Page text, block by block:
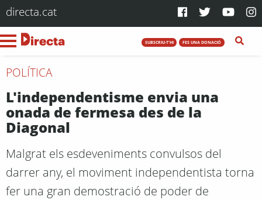
directa.cat
SUBSCRIU-T'HI FES UNA DONACIÓ
POLÍTICA
L'independentisme envia una
onada de fermesa des de la
Diagonal
Malgrat els esdeveniments convulsos del
darrer any, el moviment independentista torna
fer una gran demostració de poder de